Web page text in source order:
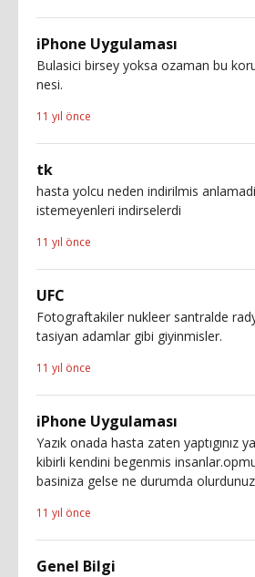
iPhone Uygulaması
Bulasici birsey yoksa ozaman bu
nesi.
11 yıl önce
tk
hasta yolcu neden indirilmis
istemeyenleri indirselerdi
11 yıl önce
UFC
Fotograftakiler nukleer santralde
tasiyan adamlar gibi giyinmisler.
11 yıl önce
iPhone Uygulaması
Yazık onada hasta zaten yaptıgınız
kibirli kendini begenmis
basiniza gelse ne durumda
11 yıl önce
Genel Bilgi